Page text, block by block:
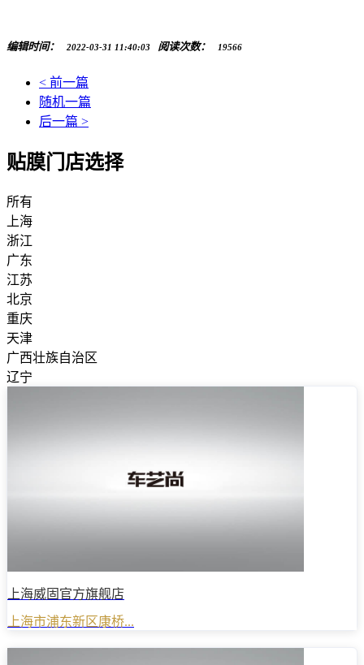
编辑时间： 2022-03-31 11:40:03 阅读次数： 19566
< 前一篇
随机一篇
后一篇 >
贴膜门店选择
所有
上海
浙江
广东
江苏
北京
重庆
天津
广西壮族自治区
辽宁
上海威固官方旗舰店
上海市浦东新区康桥...